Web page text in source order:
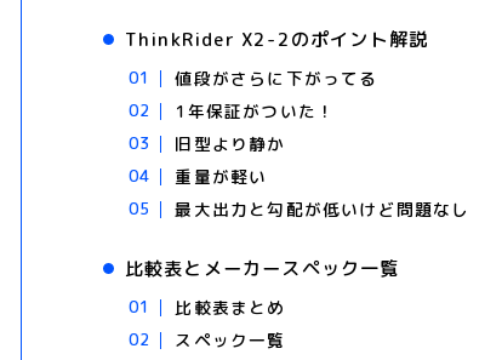
ThinkRider X2-2のポイント解説
値段がさらに下がってる
1年保証がついた！
旧型より静か
重量が軽い
最大出力と勾配が低いけど問題なし
比較表とメーカースペック一覧
比較表まとめ
スペック一覧